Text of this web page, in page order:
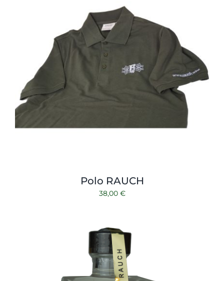
Polo RAUCH
38,00 €